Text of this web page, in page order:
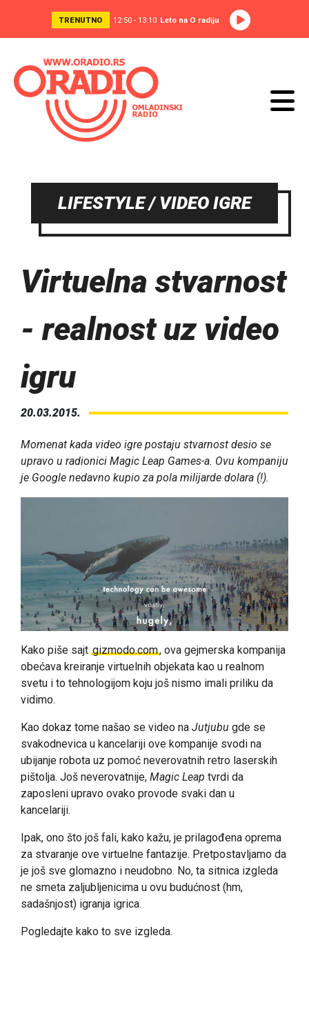
TRENUTNO 12:50 - 13:10 Leto na O radiju
LIFESTYLE / VIDEO IGRE
Virtuelna stvarnost
- realnost uz video
igru
20.03.2015.
Momenat kada video igre postaju stvarnost desio se
upravo u radionici Magic Leap Games-a. Ovu kompaniju
je Google nedavno kupio za pola milijarde dolara (!).
Kako piše sajt gizmodo.com, ova gejmerska kompanija
obećava kreiranje virtuelnih objekata kao u realnom
svetu i to tehnologijom koju još nismo imali priliku da
vidimo.
Kao dokaz tome našao se video na Jutjubu gde se
svakodnevica u kancelariji ove kompanije svodi na
ubijanje robota uz pomoć neverovatnih retro laserskih
pištolja. Još neverovatnije, Magic Leap tvrdi da
zaposleni upravo ovako provode svaki dan u
kancelariji.
Ipak, ono što još fali, kako kažu, je prilagođena oprema
za stvaranje ove virtuelne fantazije. Pretpostavljamo da
je još sve glomazno i neudobno. No, ta sitnica izgleda
ne smeta zaljubljenicima u ovu budućnost (hm,
sadašnjost) igranja igrica.
Pogledajte kako to sve izgleda.